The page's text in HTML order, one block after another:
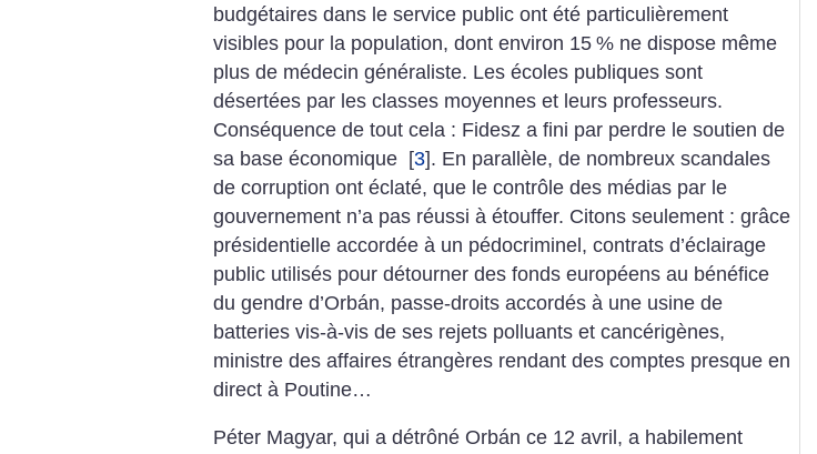
budgétaires dans le service public ont été particulièrement
visibles pour la population, dont environ 15 % ne dispose même
plus de médecin généraliste. Les écoles publiques sont
désertées par les classes moyennes et leurs professeurs.
Conséquence de tout cela : Fidesz a fini par perdre le soutien de
sa base économique [3]. En parallèle, de nombreux scandales
de corruption ont éclaté, que le contrôle des médias par le
gouvernement n’a pas réussi à étouffer. Citons seulement : grâce
présidentielle accordée à un pédocriminel, contrats d’éclairage
public utilisés pour détourner des fonds européens au bénéfice
du gendre d’Orbán, passe-droits accordés à une usine de
batteries vis-à-vis de ses rejets polluants et cancérigènes,
ministre des affaires étrangères rendant des comptes presque en
direct à ­Poutine…
Péter Magyar, qui a détrôné Orbán ce 12 avril, a habilement